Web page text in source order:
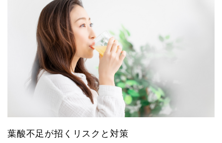
葉酸不足が招くリスクと対策